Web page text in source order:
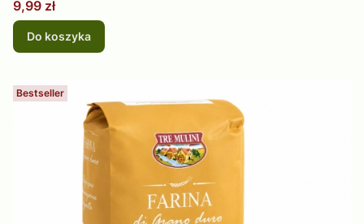
Cena
9,99 zł
Do koszyka
Bestseller